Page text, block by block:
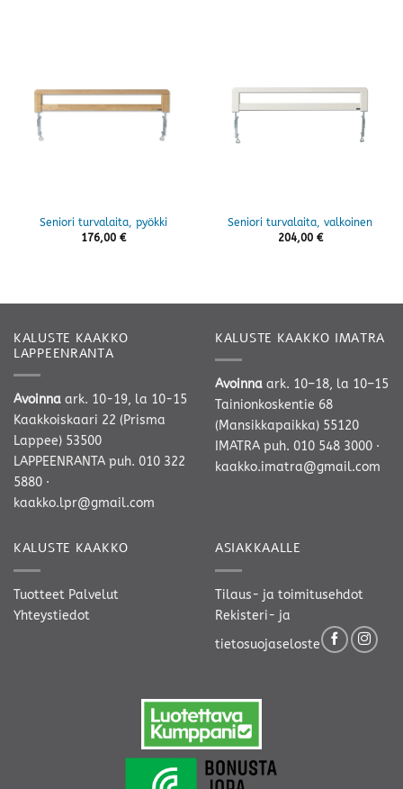
Seniori turvalaita, pyökki
176,00 €
Seniori turvalaita, valkoinen
204,00 €
KALUSTE KAAKKO
LAPPEENRANTA
Avoinna ark. 10-19, la 10-15
Kaakkoiskaari 22 (Prisma
Lappee) 53500
LAPPEENRANTA puh. 010 322
5880 ·
kaakko.lpr@gmail.com
KALUSTE KAAKKO IMATRA
Avoinna ark. 10–18, la 10–15
Tainionkoskentie 68
(Mansikkapaikka) 55120
IMATRA puh. 010 548 3000 ·
kaakko.imatra@gmail.com
KALUSTE KAAKKO
Tuotteet Palvelut
Yhteystiedot
ASIAKKAALLE
Tilaus- ja toimitusehdot
Rekisteri- ja
tietosuojaseloste